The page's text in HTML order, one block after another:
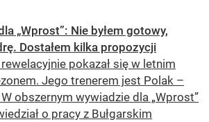
„Wprost”: Nie byłem gotowy,
Dostałem kilka propozycji
pokazał się w letnim
Jego trenerem jest Polak –
obszernym wywiadzie dla „Wprost”
o pracy z Bułgarskim